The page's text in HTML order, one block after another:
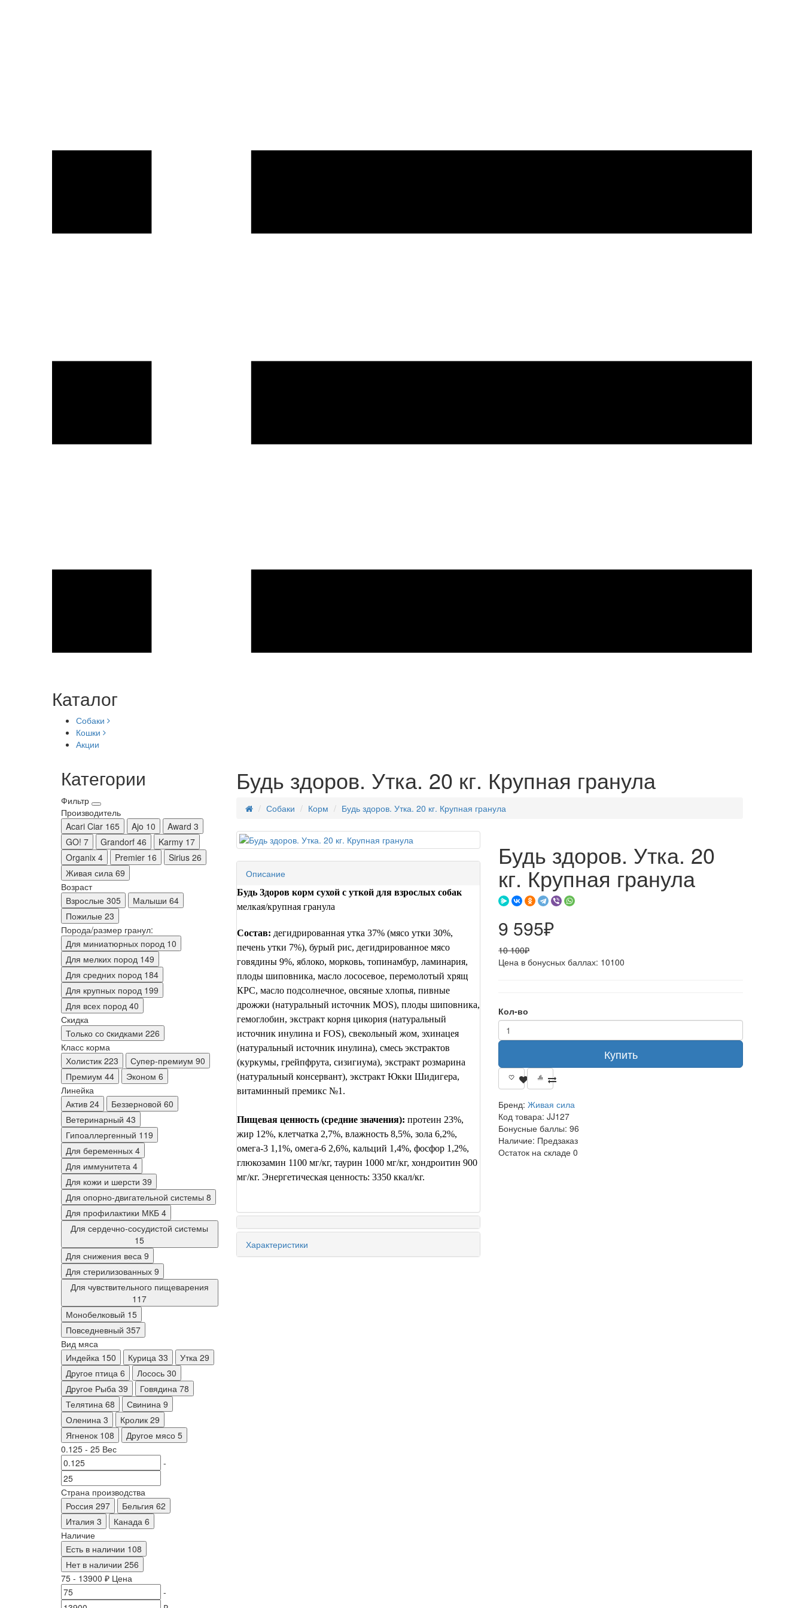
Каталог
Собаки
Кошки
Акции
Категории
Фильтр
Производитель
Acari Ciar 165 Ajo 10 Award 3
GO! 7 Grandorf 46 Karmy 17
Organix 4 Premier 16 Sirius 26
Живая сила 69
Возраст
Взрослые 305 Малыши 64
Пожилые 23
Порода/размер гранул:
Для миниатюрных пород 10
Для мелких пород 149
Для средних пород 184
Для крупных пород 199
Для всех пород 40
Скидка
Только со cкидками 226
Класс корма
Холистик 223 Супер-премиум 90
Премиум 44 Эконом 6
Линейка
Актив 24 Беззерновой 60
Ветеринарный 43
Гипоаллергенный 119
Для беременных 4
Для иммунитета 4
Для кожи и шерсти 39
Для опорно-двигательной системы 8
Для профилактики МКБ 4
Для сердечно-сосудистой системы
15
Для снижения веса 9
Для стерилизованных 9
Для чувствительного пищеварения
117
Монобелковый 15
Повседневный 357
Вид мяса
Индейка 150 Курица 33 Утка 29
Другое птица 6 Лосось 30
Другое Рыба 39 Говядина 78
Телятина 68 Свинина 9
Оленина 3 Кролик 29
Ягненок 108 Другое мясо 5
0.125 - 25 Вес
-
Страна производства
Россия 297 Бельгия 62
Италия 3 Канада 6
Наличие
Есть в наличии 108
Нет в наличии 256
75 - 13900 ₽ Цена
-
Будь здоров. Утка. 20 кг. Крупная гранула
Собаки Корм Будь здоров. Утка. 20 кг. Крупная гранула
Описание
Будь Здоров корм сухой с уткой для взрослых собак
мелкая/крупная гранула
Состав: дегидрированная утка 37% (мясо утки 30%,
печень утки 7%), бурый рис, дегидрированное мясо
говядины 9%, яблоко, морковь, топинамбур, ламинария,
плоды шиповника, масло лососевое, перемолотый хрящ
КРС, масло подсолнечное, овсяные хлопья, пивные
дрожжи (натуральный источник MOS), плоды шиповника,
гемоглобин, экстракт корня цикория (натуральный
источник инулина и FOS), свекольный жом, эхинацея
(натуральный источник инулина), смесь экстрактов
(куркумы, грейпфрута, сизигиума), экстракт розмарина
(натуральный консервант), экстракт Юкки Шидигера,
витаминный премикс №1.
Пищевая ценность (средние значения): протеин 23%,
жир 12%, клетчатка 2,7%, влажность 8,5%, зола 6,2%,
омега-3 1,1%, омега-6 2,6%, кальций 1,4%, фосфор 1,2%,
глюкозамин 1100 мг/кг, таурин 1000 мг/кг, хондроитин 900
мг/кг. Энергетическая ценность: 3350 ккал/кг.
Характеристики
Будь здоров. Утка. 20
кг. Крупная гранула
9 595₽
10 100₽
Цена в бонусных баллах: 10100
Кол-во
Купить
Бренд: Живая сила
Код товара: JJ127
Бонусные баллы: 96
Наличие: Предзаказ
Остаток на складе 0